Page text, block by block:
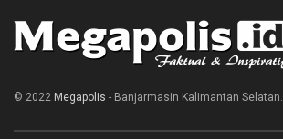
© 2022 Megapolis - Banjarmasin Kalimantan Selatan.